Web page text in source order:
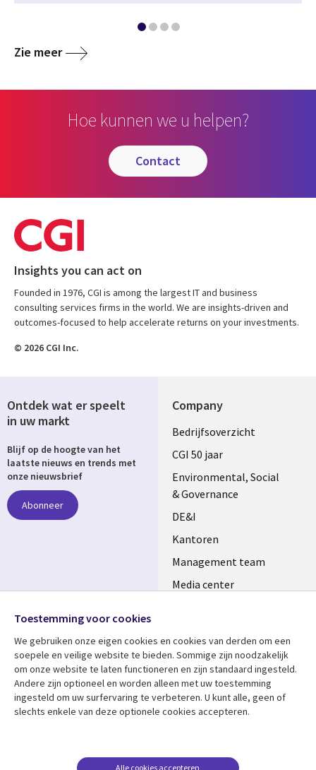
Zie meer
Hoe kunnen we u helpen?
contact
Insights you can act on
Founded in 1976, CGI is among the largest IT and business
consulting services firms in the world. We are insights-driven and
outcomes-focused to help accelerate returns on your investments.
© 2026 CGI Inc.
Company
Useful
links
NETHERLANDS
Bedrijfsoverzicht
CGI 50 jaar
Environmental, Social
& Governance
DE&I
Kantoren
Management team
Media center
Bekijk meer
Library
Artikelen
Support
Legal
Disclaimer
Cookie management
Ontdek wat er speelt
in uw markt
Blijf op de hoogte van het
laatste nieuws en trends met
onze nieuwsbrief
Abonneer
Media
NETHERLANDS
Toestemming voor cookies
We gebruiken onze eigen cookies en cookies van derden om een ​​
soepele en veilige website te bieden. Sommige zijn noodzakelijk
om onze website te laten functioneren en zijn standaard ingesteld.
Andere zijn optioneel en worden alleen met uw toestemming
ingesteld om uw surfervaring te verbeteren. U kunt alle, geen of
slechts enkele van deze optionele cookies accepteren.
Alle cookies accepteren